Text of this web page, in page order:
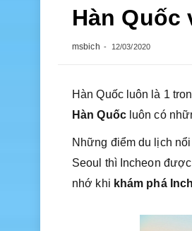
Hàn Quốc
msbich 12/03/2020
Hàn Quốc luôn là 1
Hàn Quốcluôn có
Những điểm du lịch
Seoul thì Incheon
nhớ khi khám phá